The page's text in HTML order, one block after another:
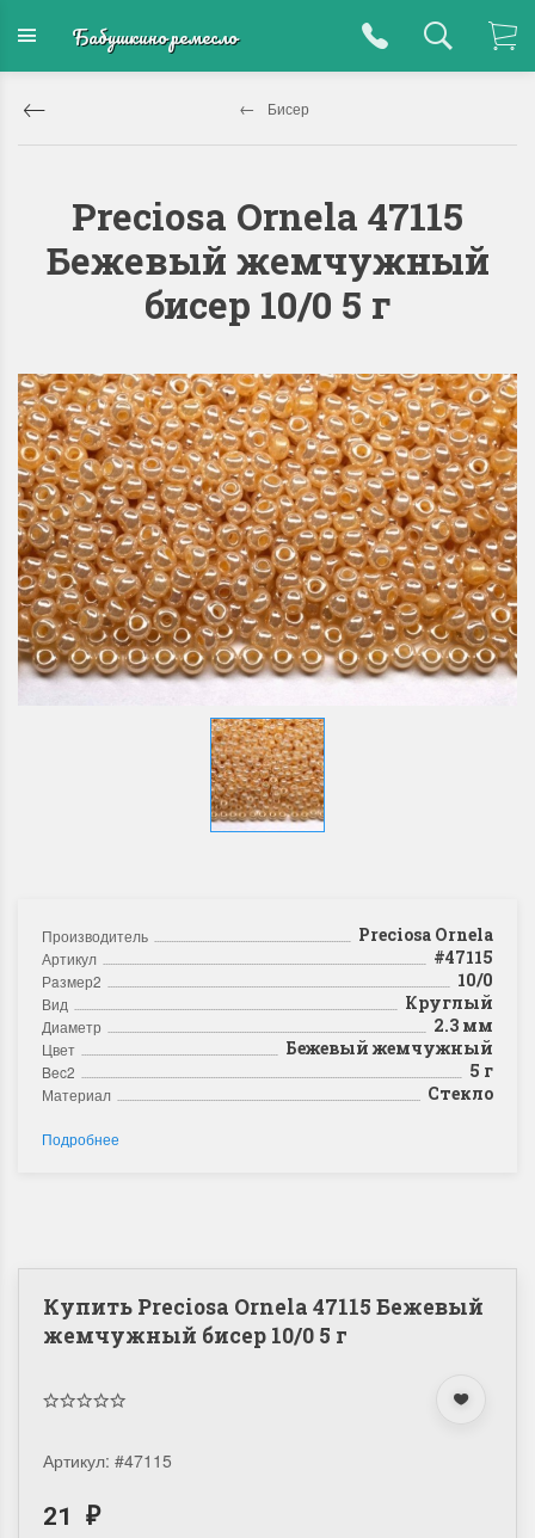
Бабушкино ремесло
Бисер
Preciosa Ornela 47115
Бежевый жемчужный
бисер 10/0 5 г
Производитель Preciosa Ornela
Артикул #47115
Рaзмер2 10/0
Вид Круглый
Диаметр 2.3 мм
Цвет Бежевый жемчужный
Bec2 5 г
Материал Стекло
Подробнее
Купить Preciosa Ornela 47115 Бежевый
жемчужный бисер 10/0 5 г
Артикул: #47115
21 ₽